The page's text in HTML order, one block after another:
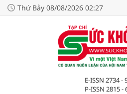
Thứ Bảy 08/08/2026 02:27
E-ISSN 2734 -
P-ISSN 2815 -